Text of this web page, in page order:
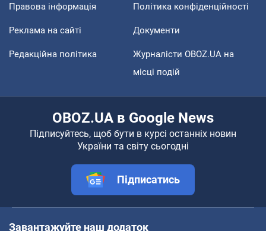
Правова інформація Політика конфіденційності
Реклама на сайті Документи
Редакційна політика
Журналісти OBOZ.UA на
місці подій
OBOZ.UA в Google News
Підписуйтесь, щоб бути в курсі останніх новин
України та світу сьогодні
Підписатись
Завантажуйте наш додаток